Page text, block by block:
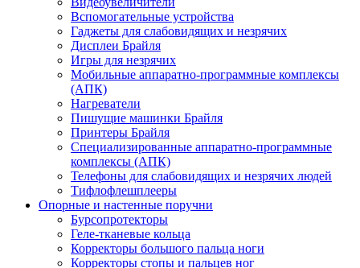
Вспомогательные устройства
Гаджеты для слабовидящих и незрячих
Дисплеи Брайля
Игры для незрячих
Мобильные аппаратно-программные комплексы
(АПК)
Нагреватели
Пишущие машинки Брайля
Принтеры Брайля
Специализированные аппаратно-программные
комплексы (АПК)
Телефоны для слабовидящих и незрячих людей
Тифлофлешплееры
Опорные и настенные поручни
Бурсопротекторы
Геле-тканевые кольца
Корректоры большого пальца ноги
Корректоры стопы и пальцев ног